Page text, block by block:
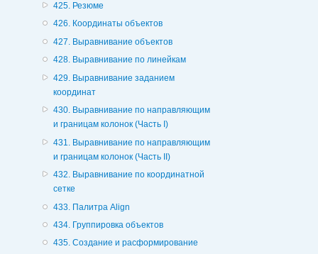
425. Резюме
426. Координаты объектов
427. Выравнивание объектов
428. Выравнивание по линейкам
429. Выравнивание заданием
координат
430. Выравнивание по направляющим
и границам колонок (Часть I)
431. Выравнивание по направляющим
и границам колонок (Часть II)
432. Выравнивание по координатной
сетке
433. Палитра Align
434. Группировка объектов
435. Создание и расформирование